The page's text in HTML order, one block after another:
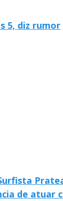
5, diz rumor
de atuar